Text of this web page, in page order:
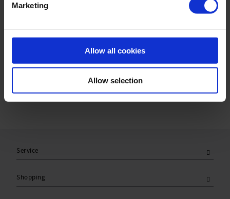
Marketing
Allow all cookies
Allow selection
Material & care:
Upper: 80% Polyamid,20% Elasthan
Care Symbols:
Service
Shopping